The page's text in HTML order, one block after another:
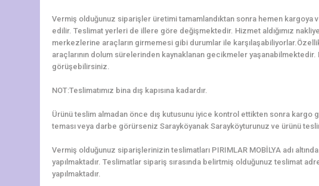
Vermiş olduğunuz siparişler üretimi tamamlandıktan sonra hemen kargoya
edilir. Teslimat yerleri de illere göre değişmektedir. Hizmet aldığımız
merkezlerine araçların girmemesi gibi durumlar ile
araçlarının dolum sürelerinden kaynaklanan gecikmeler
görüşebilirsiniz.
NOT:Teslimatımız bina dış kapısına kadardır.
Ürünü teslim almadan önce dış kutusunu iyice kontrol ettikten sonra kargo
teması veya darbe görürseniz Sarayköyanak Sarayköyturunuz ve ürünü
Vermiş olduğunuz siparişlerinizin teslimatları PIRIMLAR MOBİLYA adı
yapılmaktadır. Teslimatlar sipariş sırasında belirtmiş olduğunuz teslimat
yapılmaktadır.